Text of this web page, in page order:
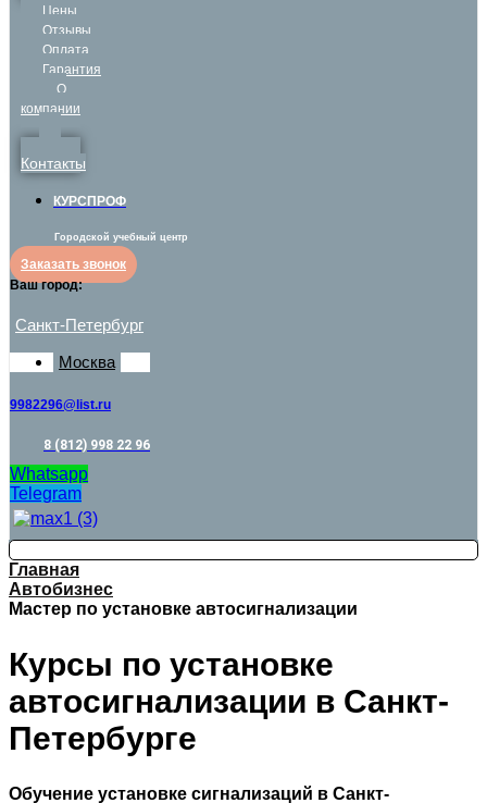
Цены
Отзывы
Оплата
Гарантия
О
компании
Контакты
КУРСПРОФ
Городской учебный центр
Заказать звонок
Ваш город:
Санкт-Петербург
Москва
9982296@list.ru
8 (812) 998 22 96
Whatsapp
Telegram
Главная
Автобизнес
Мастер по установке автосигнализации
Курсы по установке
автосигнализации в Санкт-
Петербурге
Обучение установке сигнализаций в Санкт-